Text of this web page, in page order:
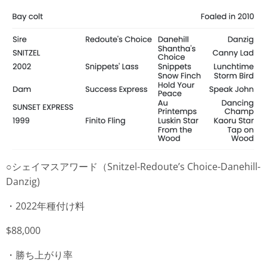
○シェイマスアワード（Snitzel-Redoute’s Choice-Danehill-
Danzig)
・2022年種付け料
$88,000
・勝ち上がり率